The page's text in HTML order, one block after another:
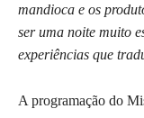
mandioca e os
ser uma noite muito
experiências que
A programação do